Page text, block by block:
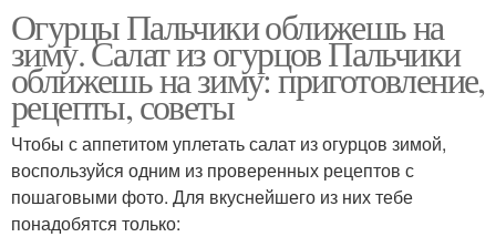
Огурцы Пальчики оближешь на
зиму. Салат из огурцов Пальчики
оближешь на зиму: приготовление,
рецепты, советы
Чтобы с аппетитом уплетать салат из огурцов зимой,
воспользуйся одним из проверенных рецептов с
пошаговыми фото. Для вкуснейшего из них тебе
понадобятся только: